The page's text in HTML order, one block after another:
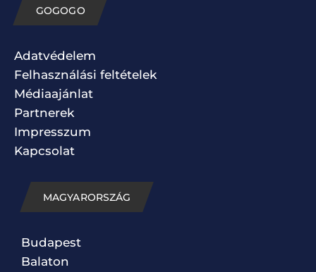
GOGOGO
Adatvédelem
Felhasználási feltételek
Médiaajánlat
Partnerek
Impresszum
Kapcsolat
MAGYARORSZÁG
Budapest
Balaton